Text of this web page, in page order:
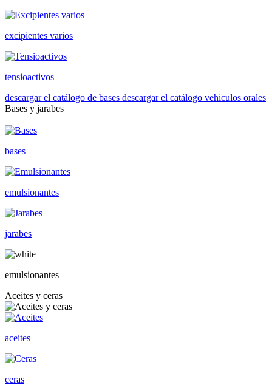
excipientes varios
tensioactivos
descargar el catálogo de bases descargar el catálogo vehiculos orales
Bases y jarabes
bases
emulsionantes
jarabes
emulsionantes
Aceites y ceras
aceites
ceras